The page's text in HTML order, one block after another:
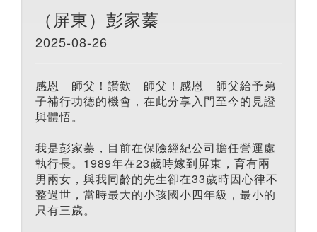
（屏東）彭家蓁
2025-08-26
感恩 師父！讚歎 師父！感恩 師父給予弟
子補行功德的機會，在此分享入門至今的見證
與體悟。
我是彭家蓁，目前在保險經紀公司擔任營運處
執行長。1989年在23歲時嫁到屏東，育有兩
男兩女，與我同齡的先生卻在33歲時因心律不
整過世，當時最大的小孩國小四年級，最小的
只有三歲。